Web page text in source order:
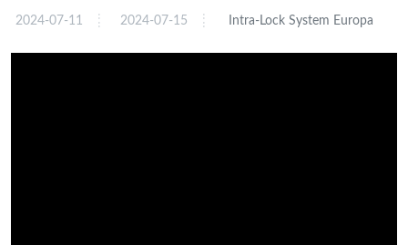
2024-07-11 2024-07-15 Intra-Lock System Europa